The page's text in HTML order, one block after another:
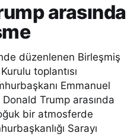
arasında
düzenlenen Birleşmiş
toplantısı
Emmanuel
Trump arasında
bir atmosferde
Sarayı